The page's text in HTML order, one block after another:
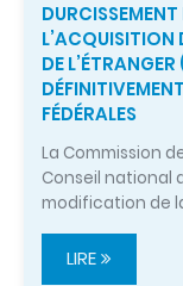
DURCISSEMENT
L’ACQUISITION
DE
FÉDÉRALES
La Commission
Conseil national
modification de
LIRE